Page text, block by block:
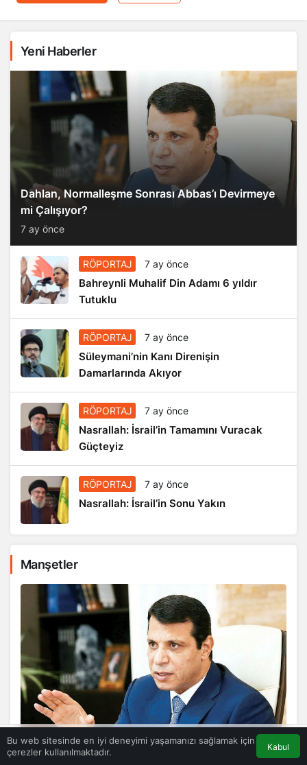
Yeni Haberler
Dahlan, Normalleşme Sonrası Abbas’ı Devirmeye
mi Çalışıyor?
7 ay önce
RÖPORTAJ 7 ay önce
Bahreynli Muhalif Din Adamı 6 yıldır
Tutuklu
RÖPORTAJ 7 ay önce
Süleymani’nin Kanı Direnişin
Damarlarında Akıyor
RÖPORTAJ 7 ay önce
Nasrallah: İsrail’in Tamamını Vuracak
Güçteyiz
RÖPORTAJ 7 ay önce
Nasrallah: İsrail’in Sonu Yakın
Manşetler
RÖPORTAJ
Bu web sitesinde en iyi deneyimi yaşamanızı sağlamak için
çerezler kullanılmaktadır.
Kabul
Anasayfa Akış Trafik